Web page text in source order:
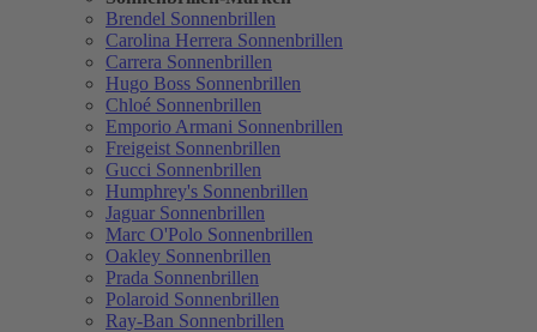
Brendel Sonnenbrillen
Carolina Herrera Sonnenbrillen
Carrera Sonnenbrillen
Hugo Boss Sonnenbrillen
Chloé Sonnenbrillen
Emporio Armani Sonnenbrillen
Freigeist Sonnenbrillen
Gucci Sonnenbrillen
Humphrey's Sonnenbrillen
Jaguar Sonnenbrillen
Marc O'Polo Sonnenbrillen
Oakley Sonnenbrillen
Prada Sonnenbrillen
Polaroid Sonnenbrillen
Ray-Ban Sonnenbrillen